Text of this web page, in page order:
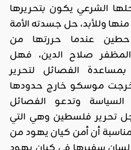
الشرعي يكون بتحريرها
وللأبد، حل جسدته الأمة
حطين عندما حررتها من
المظفر صلاح الدين، فهل
الفصائل لتحرير
موسكو خارج حدودها
السياسة وتدعو الفصائل
تحرير فلسطين وهي التي
أن أمن كيان يهود من